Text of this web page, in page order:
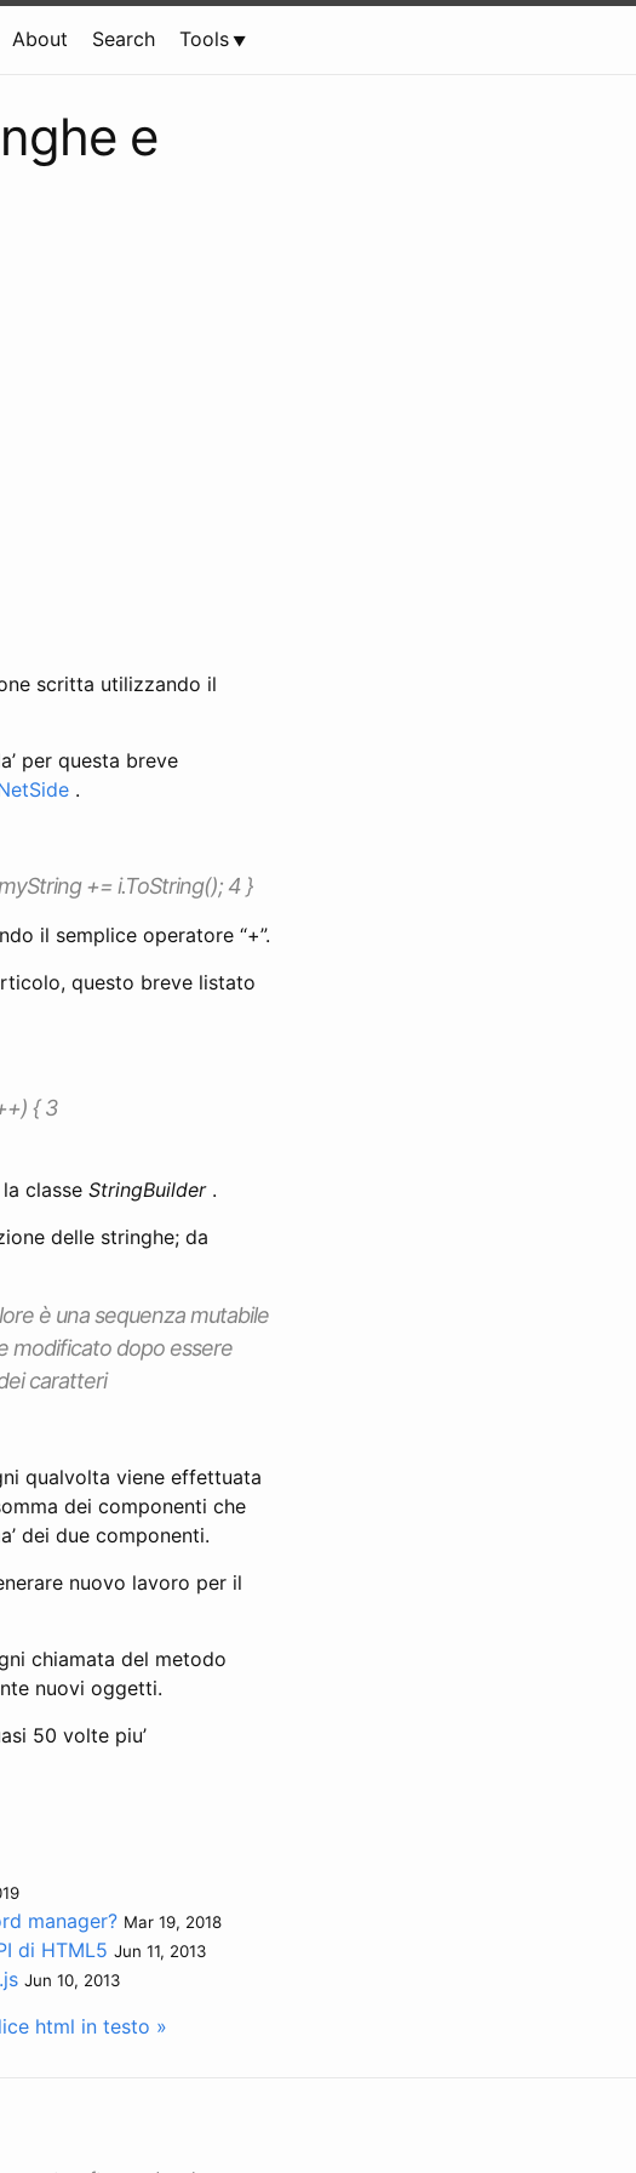
About Search Tools
e
scritta utilizzando il
per questa breve
.
+= i.ToString(); 4 }
il semplice operatore “+”.
questo breve listato
{ 3
classe StringBuilder.
delle stringhe; da
è una sequenza mutabile
modificato dopo essere
caratteri
qualvolta viene effettuata
dei componenti che
dei due componenti.
nuovo lavoro per il
chiamata del metodo
nuovi oggetti.
50 volte piu’
manager? Mar 19, 2018
di HTML5 Jun 11, 2013
Jun 10, 2013
html in testo »